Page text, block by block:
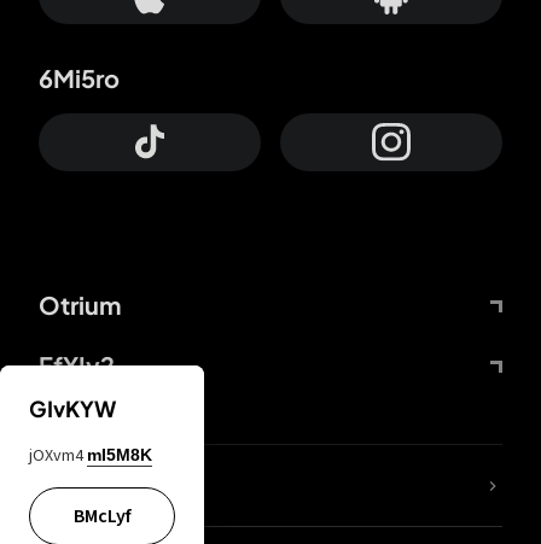
Otrium
FfYIy2
6Mi5ro
65A04M
GIvKYW
jOXvm4 mI5M8K
BMcLyf